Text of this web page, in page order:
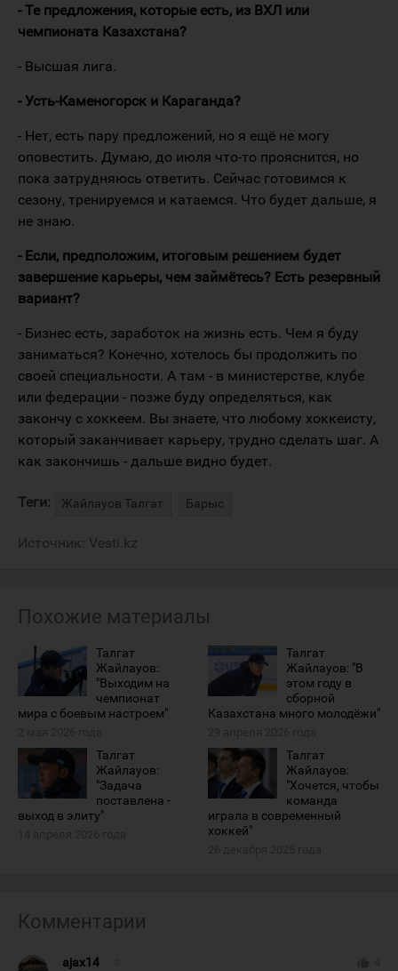
- Те предложения, которые есть, из ВХЛ или
чемпионата Казахстана?
- Высшая лига.
- Усть-Каменогорск и Караганда?
- Нет, есть пару предложений, но я ещё не могу
оповестить. Думаю, до июля что-то прояснится, но
пока затрудняюсь ответить. Сейчас готовимся к
сезону, тренируемся и катаемся. Что будет дальше, я
не знаю.
- Если, предположим, итоговым решением будет
завершение карьеры, чем займётесь? Есть резервный
вариант?
- Бизнес есть, заработок на жизнь есть. Чем я буду
заниматься? Конечно, хотелось бы продолжить по
своей специальности. А там - в министерстве, клубе
или федерации - позже буду определяться, как
закончу с хоккеем. Вы знаете, что любому хоккеисту,
который заканчивает карьеру, трудно сделать шаг. А
как закончишь - дальше видно будет.
Теги: Жайлауов Талгат Барыс
Источник: Vesti.kz
Похожие материалы
Талгат
Жайлауов:
"Выходим на
чемпионат
мира с боевым настроем"
Талгат
Жайлауов: "В
этом году в
сборной
Казахстана много молодёжи"
Талгат
Жайлауов:
"Задача
поставлена -
выход в элиту"
Талгат
Жайлауов:
"Хочется, чтобы
команда
играла в современный
хоккей"
Комментарии
ajax14